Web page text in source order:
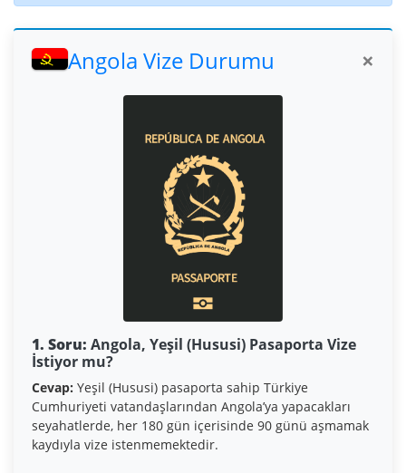
Angola Vize Durumu ×
1. Soru: Angola, Yeşil (Hususi) Pasaporta Vize
İstiyor mu?
Cevap: Yeşil (Hususi) pasaporta sahip Türkiye
Cumhuriyeti vatandaşlarından Angola’ya yapacakları
seyahatlerde, her 180 gün içerisinde 90 günü aşmamak
kaydıyla vize istenmemektedir.